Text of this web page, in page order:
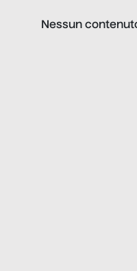
Nessun